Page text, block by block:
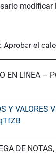
Aprobar el
EN LÍNEA –
Y VALORES
DE